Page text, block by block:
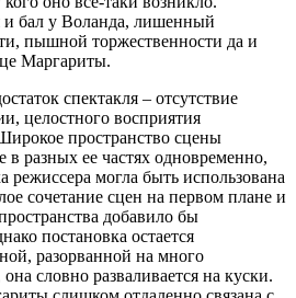
бал у Воланда, лишенный
пышной торжественности да и
Маргариты.
спектакля – отсутствие
целостного восприятия
пространство сцены
в разных ее частях одновременно,
режиссера могла быть использована
сочетание сцен на первом плане и
добавило бы
постановка остается
разорванной на много
словно разваливается на куски.